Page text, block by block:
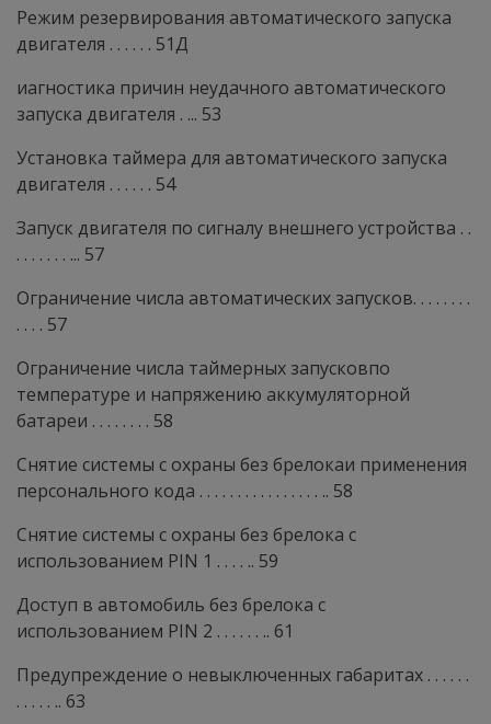
Режим резервирования автоматического запуска
двигателя . . . . . . 51Д
иагностика причин неудачного автоматического
запуска двигателя . ... 53
Установка таймера для автоматического запуска
двигателя . . . . . . 54
Запуск двигателя по сигналу внешнего устройства . .
. . . . . . . ... 57
Ограничение числа автоматических запусков. . . . . . . .
. . . . 57
Ограничение числа таймерных запусковпо
температуре и напряжению аккумуляторной
батареи . . . . . . . . 58
Снятие системы с охраны без брелокаи применения
персонального кода . . . . . . . . . . . . . . . . .. 58
Снятие системы с охраны без брелока с
использованием PIN 1 . . . . .. 59
Доступ в автомобиль без брелока с
использованием PIN 2 . . . . . . .. 61
Предупреждение о невыключенных габаритах . . . . . .
. . . . . .. 63